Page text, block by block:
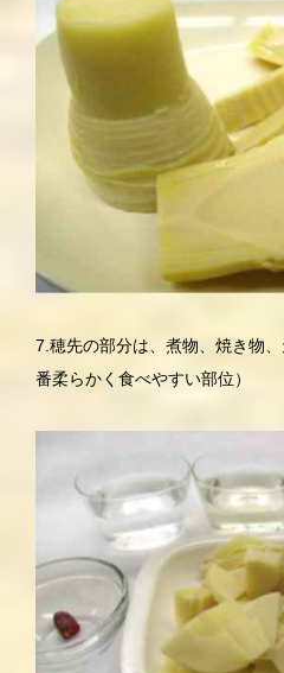
7.穂先の部分は、煮物、焼き物
番柔らかく食べやすい部位）